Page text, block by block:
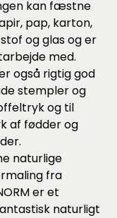
kan fæstne
pap, karton,
og glas og er
med.
også rigtig god
stempler og
og til
af fødder og
naturlige
fra
er et
naturligt